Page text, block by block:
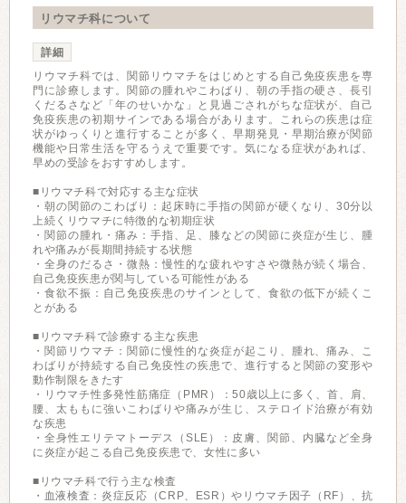
リウマチ科について
詳細
リウマチ科では、関節リウマチをはじめとする自己免疫疾患を専
門に診療します。関節の腫れやこわばり、朝の手指の硬さ、長引
くだるさなど「年のせいかな」と見過ごされがちな症状が、自己
免疫疾患の初期サインである場合があります。これらの疾患は症
状がゆっくりと進行することが多く、早期発見・早期治療が関節
機能や日常生活を守るうえで重要です。気になる症状があれば、
早めの受診をおすすめします。
■リウマチ科で対応する主な症状
・朝の関節のこわばり：起床時に手指の関節が硬くなり、30分以
上続くリウマチに特徴的な初期症状
・関節の腫れ・痛み：手指、足、膝などの関節に炎症が生じ、腫
れや痛みが長期間持続する状態
・全身のだるさ・微熱：慢性的な疲れやすさや微熱が続く場合、
自己免疫疾患が関与している可能性がある
・食欲不振：自己免疫疾患のサインとして、食欲の低下が続くこ
とがある
■リウマチ科で診療する主な疾患
・関節リウマチ：関節に慢性的な炎症が起こり、腫れ、痛み、こ
わばりが持続する自己免疫性の疾患で、進行すると関節の変形や
動作制限をきたす
・リウマチ性多発性筋痛症（PMR）：50歳以上に多く、首、肩、
腰、太ももに強いこわばりや痛みが生じ、ステロイド治療が有効
な疾患
・全身性エリテマトーデス（SLE）：皮膚、関節、内臓など全身
に炎症が起こる自己免疫疾患で、女性に多い
■リウマチ科で行う主な検査
・血液検査：炎症反応（CRP、ESR）やリウマチ因子（RF）、抗